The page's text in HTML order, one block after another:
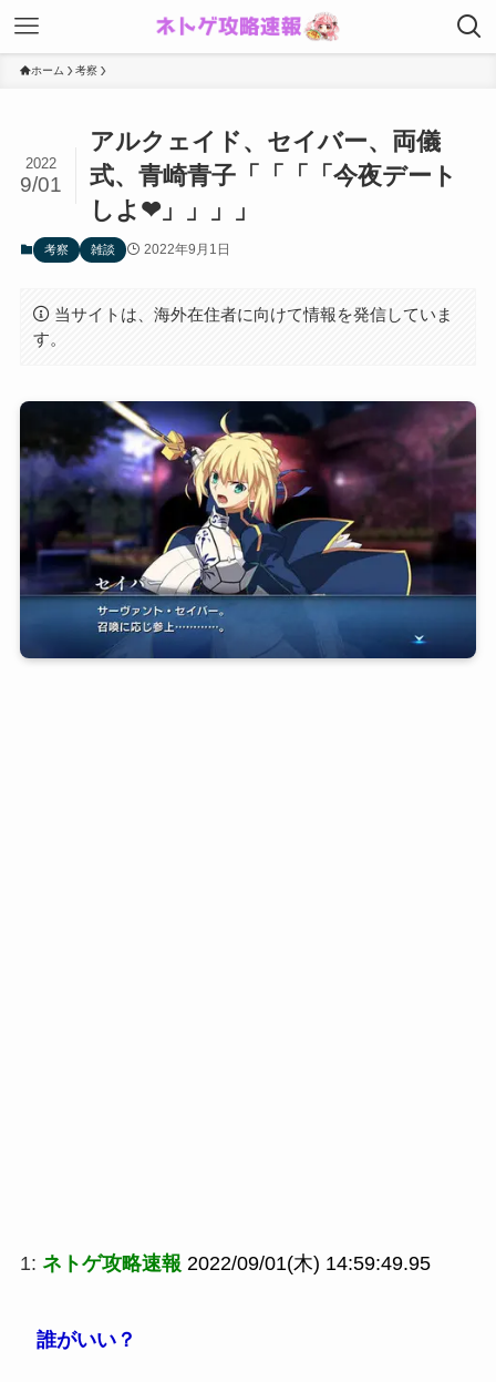
ホーム 考察
アルクェイド、セイバー、両儀
式、青崎青子「「「「今夜デート
しよ❤」」」」
2022
9/01
考察 雑談 2022年9月1日
当サイトは、海外在住者に向けて情報を発信していま
す。
1: ネトゲ攻略速報 2022/09/01(木) 14:59:49.95
誰がいい？